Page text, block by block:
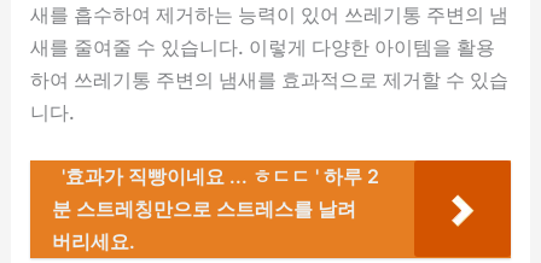
새를 흡수하여 제거하는 능력이 있어 쓰레기통 주변의 냄
새를 줄여줄 수 있습니다. 이렇게 다양한 아이템을 활용
하여 쓰레기통 주변의 냄새를 효과적으로 제거할 수 있습
니다.
'효과가 직빵이네요 ... ㅎㄷㄷ ' 하루 2
분 스트레칭만으로 스트레스를 날려
버리세요.